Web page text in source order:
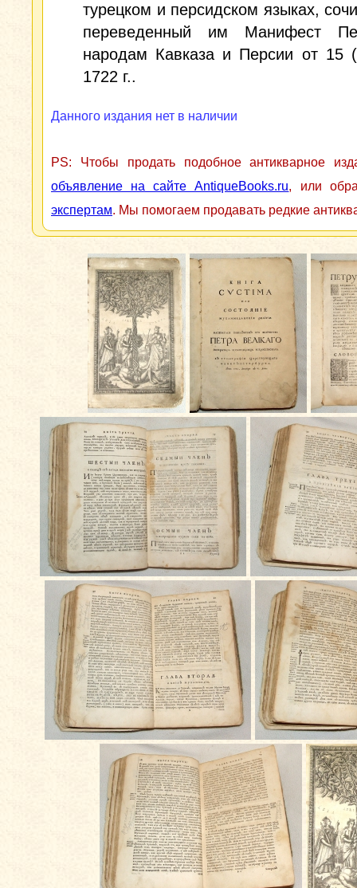
турецком и персидском языках,
переведенный им Манифест
народам Кавказа и Персии от 15
1722 г..
Данного издания нет в наличии
PS: Чтобы продать подобное антикварное
объявление на сайте AntiqueBooks.ru, или
экспертам. Мы помогаем продавать редкие